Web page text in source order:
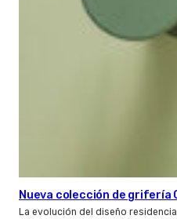
Nueva colección de grifería
La evolución del diseño